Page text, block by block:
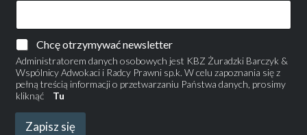
Chcę otrzymywać newsletter
Administratorem danych osobowych jest KBZ Żuradzki Barczyk &
Wspólnicy Adwokaci i Radcy Prawni sp.k. W celu zapoznania się z
pełną treścią informacji o przetwarzaniu Państwa danych, prosimy
kliknąć
Tu
Zapisz się